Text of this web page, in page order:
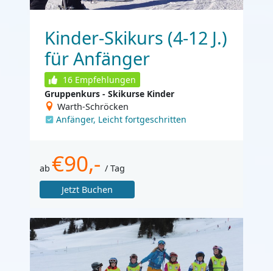
Kinder-Skikurs (4-12 J.)
für Anfänger
16Empfehlungen
Gruppenkurs - Skikurse Kinder
Warth-Schröcken
Anfänger, Leicht fortgeschritten
ab €90,- / Tag
Jetzt Buchen